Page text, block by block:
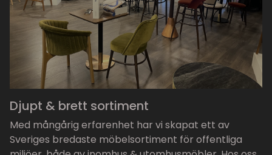
Djupt & brett sortiment
Med mångårig erfarenhet har vi skapat ett av
Sveriges bredaste möbelsortiment för offentliga